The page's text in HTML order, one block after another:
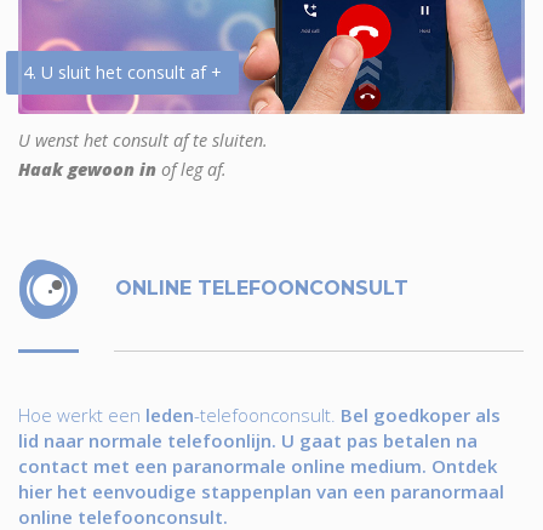
4. U sluit het consult af +
U wenst het consult af te sluiten.
Haak gewoon in of leg af.
ONLINE TELEFOONCONSULT
Hoe werkt een leden-telefoonconsult. Bel goedkoper als
lid naar normale telefoonlijn. U gaat pas betalen na
contact met een paranormale online medium. Ontdek
hier het eenvoudige stappenplan van een paranormaal
online telefoonconsult.